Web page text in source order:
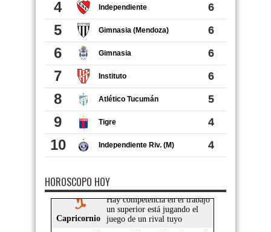
HOROSCOPO HOY